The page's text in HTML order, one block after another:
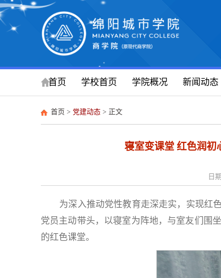
首页 学校首页 学院概况 新闻动态
首页 > 党建动态 > 正文
寝室变课堂 红色润
日
为深入推动党性教育走深走实，实现红
党员主动带头，以寝室为阵地，与室友们围
的红色课堂。